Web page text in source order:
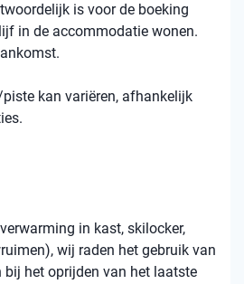
is voor de boeking
in de accommodatie wonen.
kan variëren, afhankelijk
in kast, skilocker,
wij raden het gebruik van
bij het oprijden van het laatste